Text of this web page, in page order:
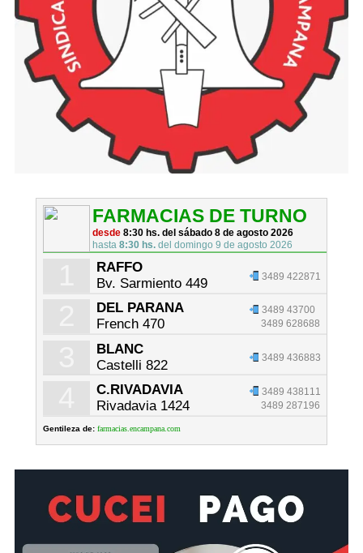
FARMACIAS DE TURNO
desde8:30 hs. del sábado 8 de agosto 2026
hasta8:30 hs. del domingo 9 de agosto 2026
RAFFO
Bv. Sarmiento 449
3489 422871
DEL PARANA
French 470
3489 43700
3489 628688
BLANC
Castelli 822
3489 436883
C.RIVADAVIA
Rivadavia 1424
3489 438111
3489 287196
Gentileza de: farmacias.encampana.com